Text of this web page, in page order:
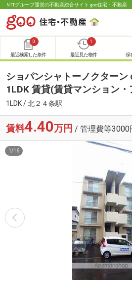
NTTグループ運営の不動産総合サイト goo住宅・不動産
0
最近検索した条件
1
最近見た物件 保
ショパンシャトーノクター
1LDK 賃貸(賃貸マンション・
1LDK / 北２４条駅
賃料4.40万円 / 管理費等3000
1 /16